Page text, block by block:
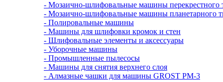
- Мозаично-шлифовальные машины перекрестного
- Мозаично-шлифовальные машины планетарного
- Полировальные машины
- Машины для шлифовки кромок и стен
- Шлифовальные элементы и аксессуары
- Уборочные машины
- Промышленные пылесосы
- Машины для снятия верхнего слоя
- Алмазные чашки для машины GROST PM-3